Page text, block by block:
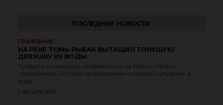
ПОСЛЕДНИЕ НОВОСТИ
ГРАЖДАНЕ
НА РЕКЕ ТОМЬ РЫБАК ВЫТАЩИЛ ТОНУЩУЮ
ДЕВУШКУ ИЗ ВОДЫ
Супруги Кузьминых отправились на берег, чтобы
порыбачить, и стали свидетелями опасной ситуации: в
воде...
7 августа 2026